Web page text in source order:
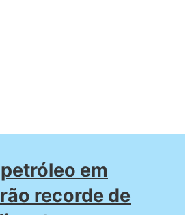
em
recorde de